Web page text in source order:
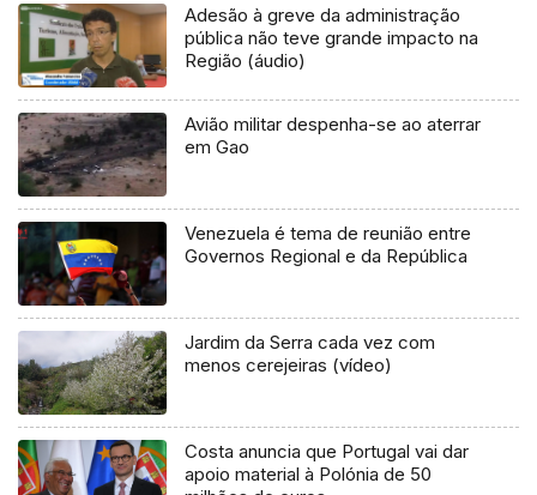
Adesão à greve da administração
pública não teve grande impacto na
Região (áudio)
Avião militar despenha-se ao aterrar
em Gao
Venezuela é tema de reunião entre
Governos Regional e da República
Jardim da Serra cada vez com
menos cerejeiras (vídeo)
Costa anuncia que Portugal vai dar
apoio material à Polónia de 50